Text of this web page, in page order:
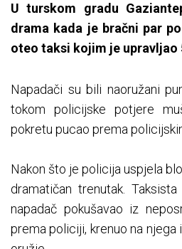
U turskom gradu
drama kada je bračni par
oteo taksi kojim je upravljao
Napadači su bili naoružani
tokom policijske potjere
pokretu pucao prema
Nakon što je policija uspjela
dramatičan trenutak.
napadač pokušavao iz
prema policiji, krenuo na